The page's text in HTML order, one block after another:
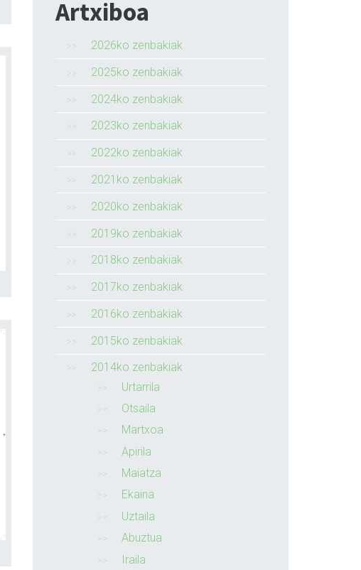
Artxiboa
2026ko zenbakiak
2025ko zenbakiak
2024ko zenbakiak
2023ko zenbakiak
2022ko zenbakiak
2021ko zenbakiak
2020ko zenbakiak
2019ko zenbakiak
2018ko zenbakiak
2017ko zenbakiak
2016ko zenbakiak
2015ko zenbakiak
2014ko zenbakiak
Urtarrila
Otsaila
Martxoa
Apirila
Maiatza
Ekaina
Uztaila
Abuztua
Iraila